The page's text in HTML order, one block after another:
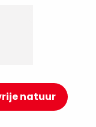
natuur